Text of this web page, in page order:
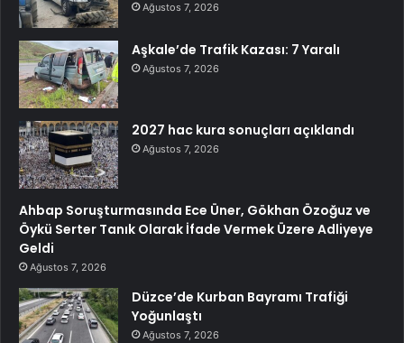
Ağustos 7, 2026
Aşkale’de Trafik Kazası: 7 Yaralı
Ağustos 7, 2026
2027 hac kura sonuçları açıklandı
Ağustos 7, 2026
Ahbap Soruşturmasında Ece Üner, Gökhan Özoğuz ve
Öykü Serter Tanık Olarak İfade Vermek Üzere Adliyeye
Geldi
Ağustos 7, 2026
Düzce’de Kurban Bayramı Trafiği
Yoğunlaştı
Ağustos 7, 2026